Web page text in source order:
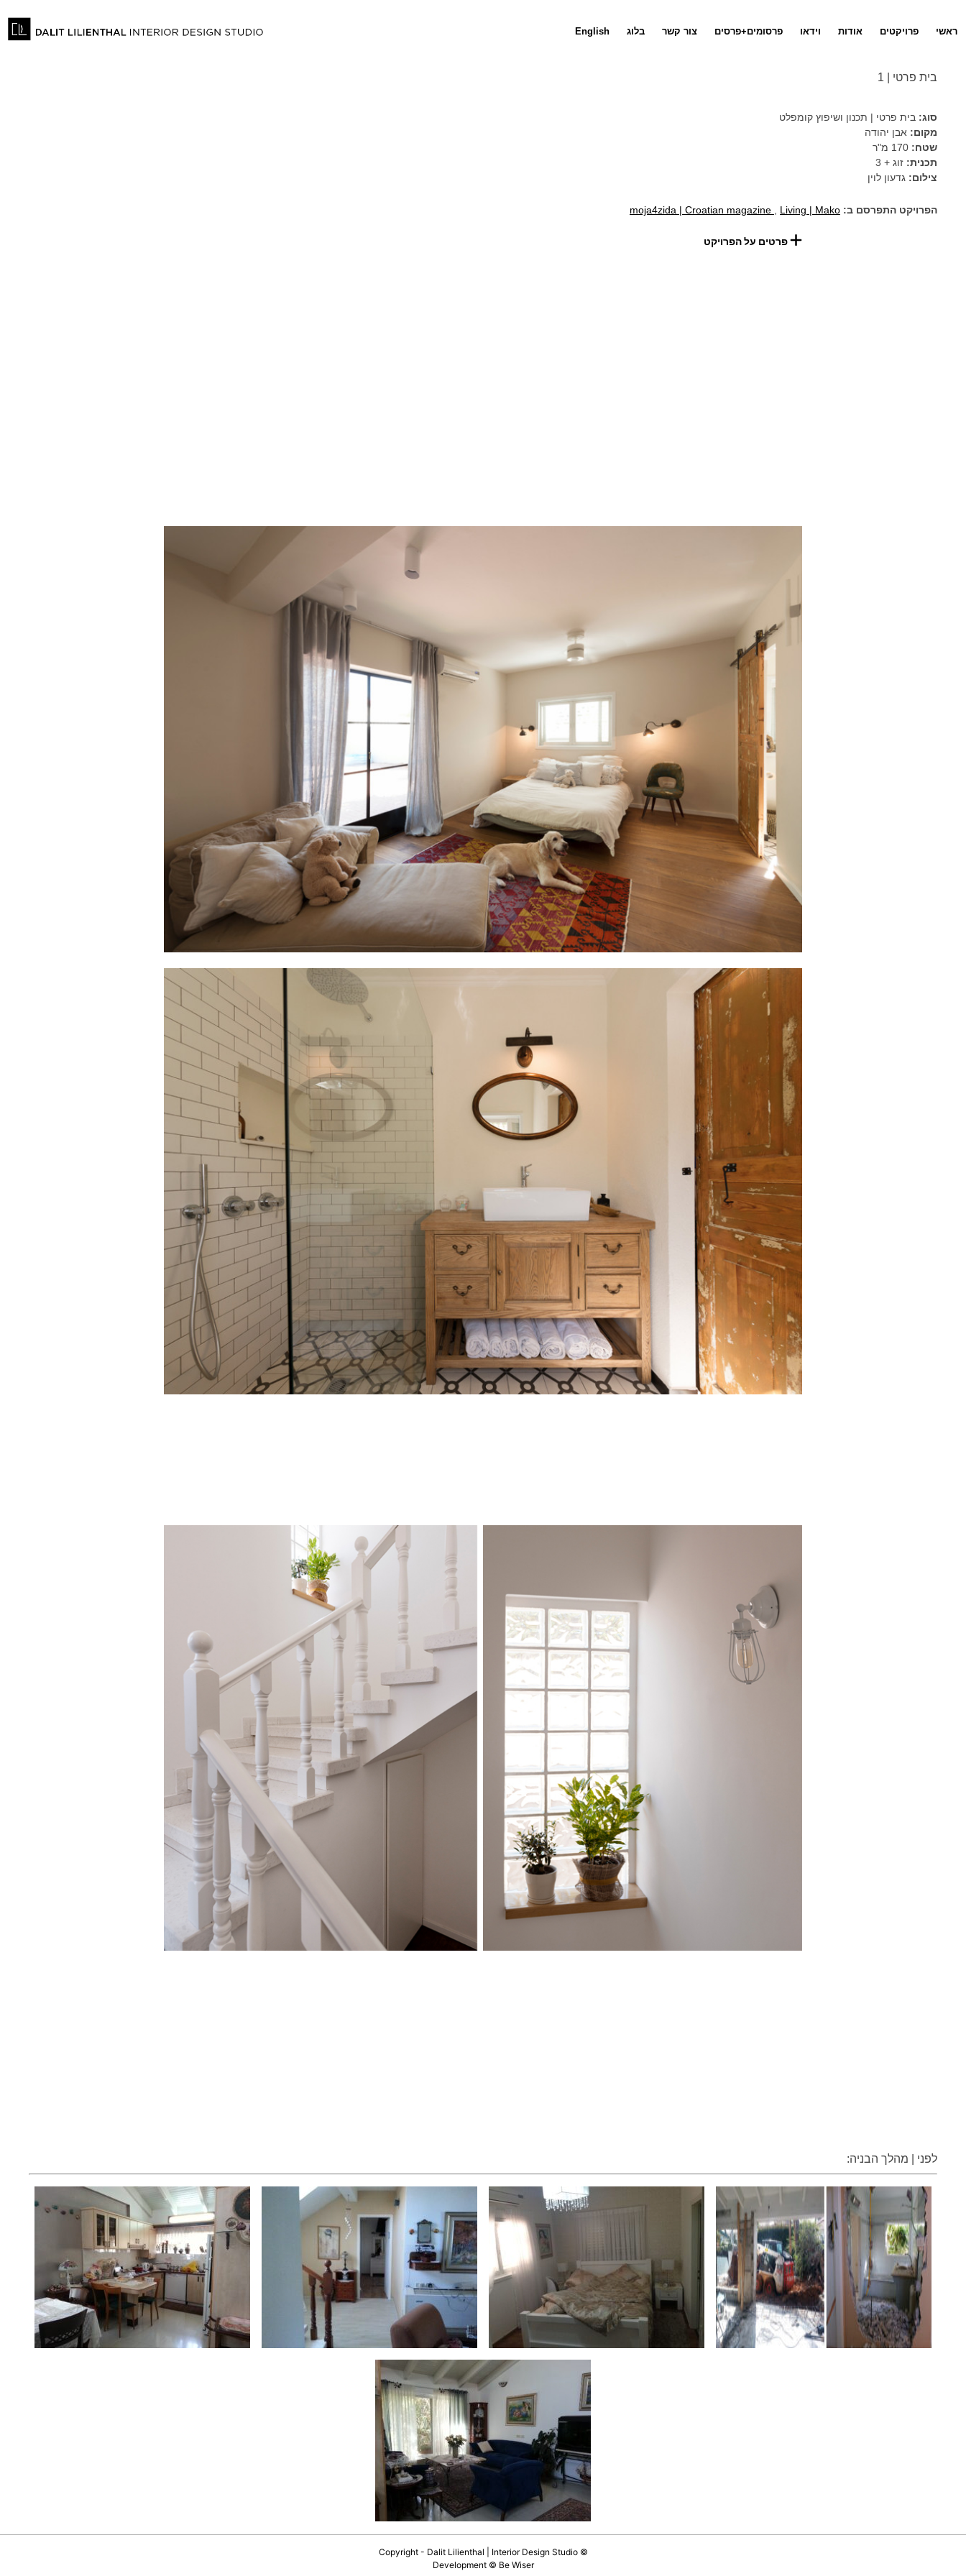
ראשי פרויקטים אודות וידאו פרסומים+פרסים צור קשר בלוג English
בית פרטי | 1
סוג: בית פרטי | תכנון ושיפוץ קומפלט
מקום: אבן יהודה
שטח:
תכנית: זוג + 3
צילום: גדעון לוין
הפרויקט התפרסם ב: moja4zida | Croatian magazine Living | Mako
פרטים על הפרויקט
לפני | מהלך הבניה:
© Copyright - Dalit Lilienthal | Interior Design Studio
Development © Be Wiser